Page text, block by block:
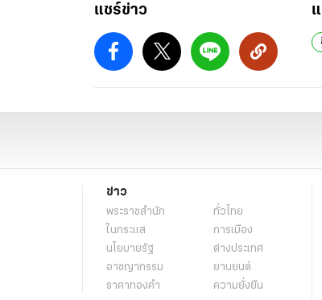
แชร์ข่าว
ข่าว
พระราชสำนัก
ทั่วไทย
ในกระแส
การเมือง
นโยบายรัฐ
ต่างประเทศ
อาชญากรรม
ยานยนต์
ราคาทองคำ
ความยั่งยืน